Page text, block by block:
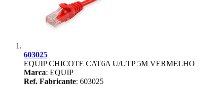
603025
EQUIP CHICOTE CAT6A U/UTP 5M VERMELHO
Marca: EQUIP
Ref. Fabricante: 603025